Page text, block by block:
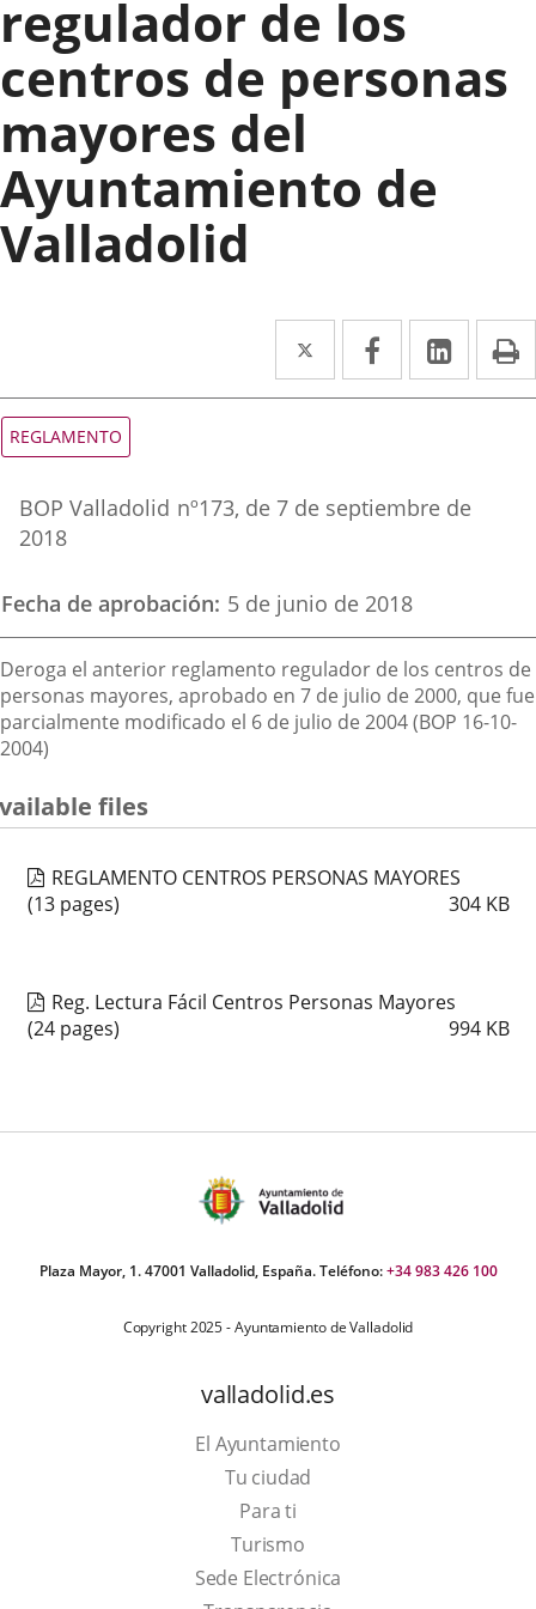
regulador de los
centros de personas
mayores del
Ayuntamiento de
Valladolid
Twitter
Enlace
a
externa.
Facebook
Enlace
a
externa.
Enlace
a
Tipo
de
REGLAMENTO
boletin
BOP Valladolid nº173, de 7 de septiembre de
2018
Fecha de aprobación 5 de junio de 2018
Descripción
Deroga el anterior reglamento regulador de los centros de
personas mayores, aprobado en 7 de julio de 2000, que fue
parcialmente modificado el 6 de julio de 2004 (BOP 16-10-
2004)
files
REGLAMENTO CENTROS PERSONAS MAYORES
304 KB
(13 pages)
Reg. Lectura Fácil Centros Personas Mayores
994 KB
(24 pages)
Plaza Mayor, 1. 47001 Valladolid, España. Teléfono:+34 983 426 100
Copyright 2025 - Ayuntamiento de Valladolid
valladolid.es
El Ayuntamiento
Tu ciudad
Para ti
TurismoThis
link
Sede Electrónica